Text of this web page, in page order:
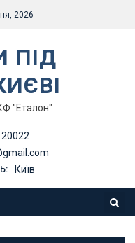
2026
ПІД
"Еталон"
Київ